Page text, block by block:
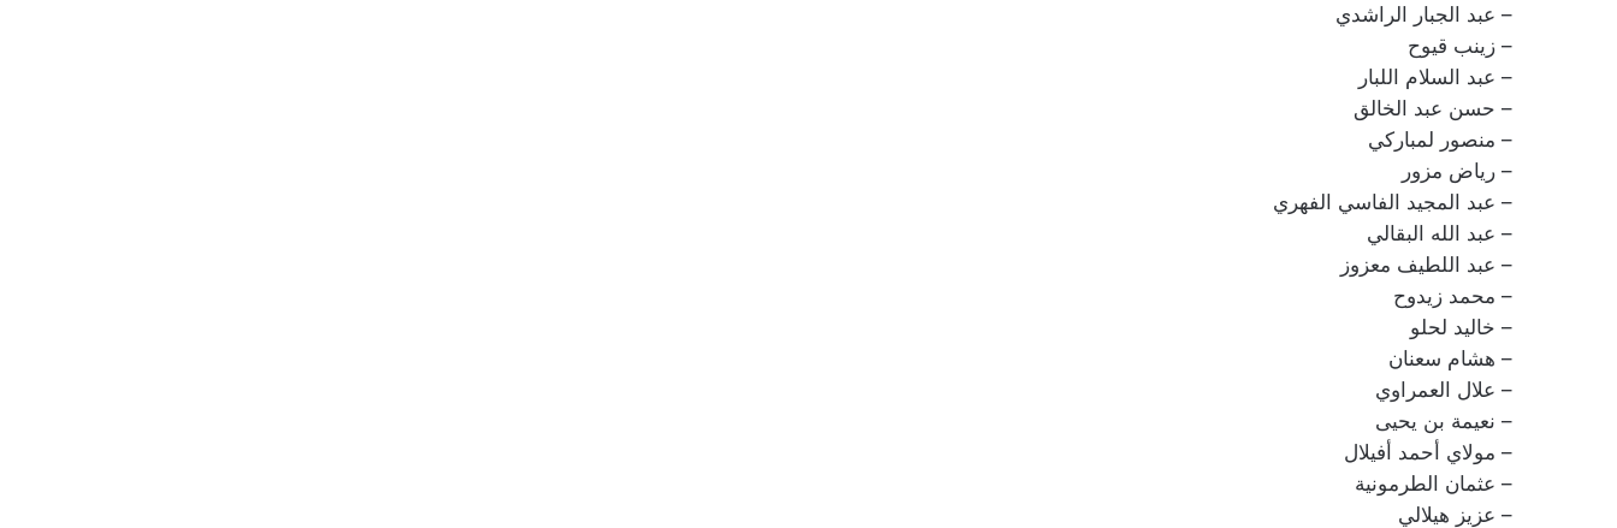
– عبد الجبار الراشدي
– زينب قيوح
– عبد السلام اللبار
– حسن عبد الخالق
– منصور لمباركي
– رياض مزور
– عبد المجيد الفاسي الفهري
– عبد الله البقالي
– عبد اللطيف معزوز
– محمد زيدوح
– خاليد لحلو
– هشام سعنان
– علال العمراوي
– نعيمة بن يحيى
– مولاي أحمد أفيلال
– عثمان الطرمونية
– عزيز هيلالي